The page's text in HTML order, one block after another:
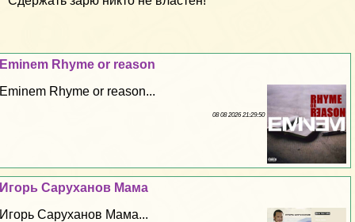
Eminem Rhyme or reason
Eminem Rhyme or reason...
08 08 2026 21:29:50
Игорь Саруханов Мама
Игорь Саруханов Мама...